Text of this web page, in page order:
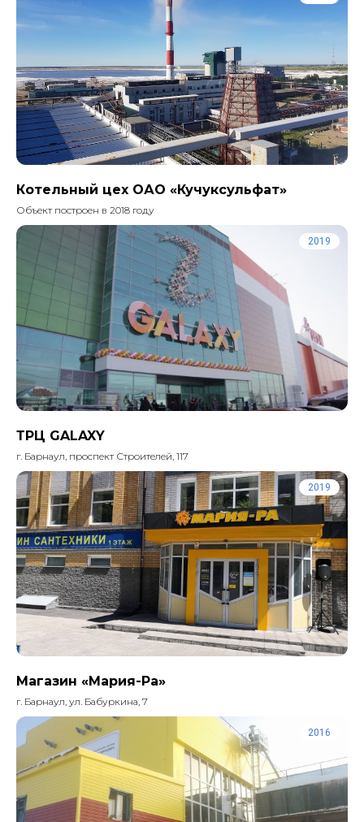
Котельный цех ОАО «Кучуксульфат»
Объект построен в 2018 году
2019
ТРЦ GALAXY
г. Барнаул, проспект Строителей, 117
2019
Магазин «Мария-Ра»
г. Барнаул, ул. Бабуркина, 7
2016